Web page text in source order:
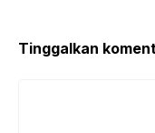
Tinggalkan